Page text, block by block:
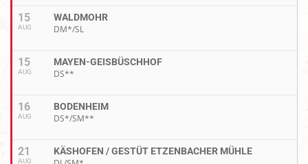
15
AUG
WALDMOHR
DM*/SL
15
AUG
MAYEN-GEISBÜSCHHOF
DS**
16
AUG
BODENHEIM
DS*/SM**
21
AUG
KÄSHOFEN / GESTÜT ETZENBACHER MÜHLE